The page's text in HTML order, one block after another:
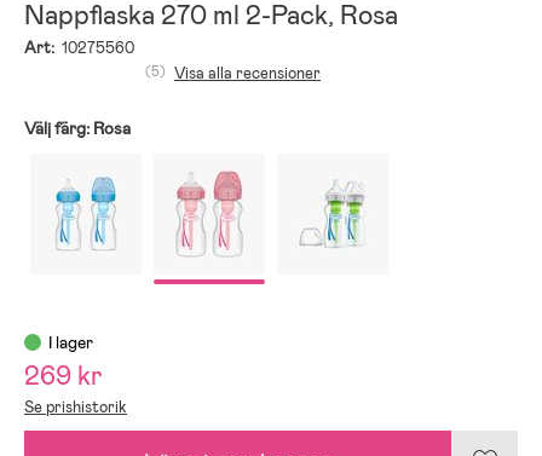
Nappflaska 270 ml 2-Pack, Rosa
Art: 10275560
(5) Visa alla recensioner
Välj färg: Rosa
I lager
269 kr
Se prishistorik